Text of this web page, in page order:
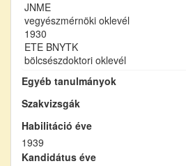
JNME
vegyészmérnöki oklevél
1930
ETE BNYTK
bölcsészdoktori oklevél
Egyéb tanulmányok
Szakvizsgák
Habilitáció éve
1939
Kandidátus éve